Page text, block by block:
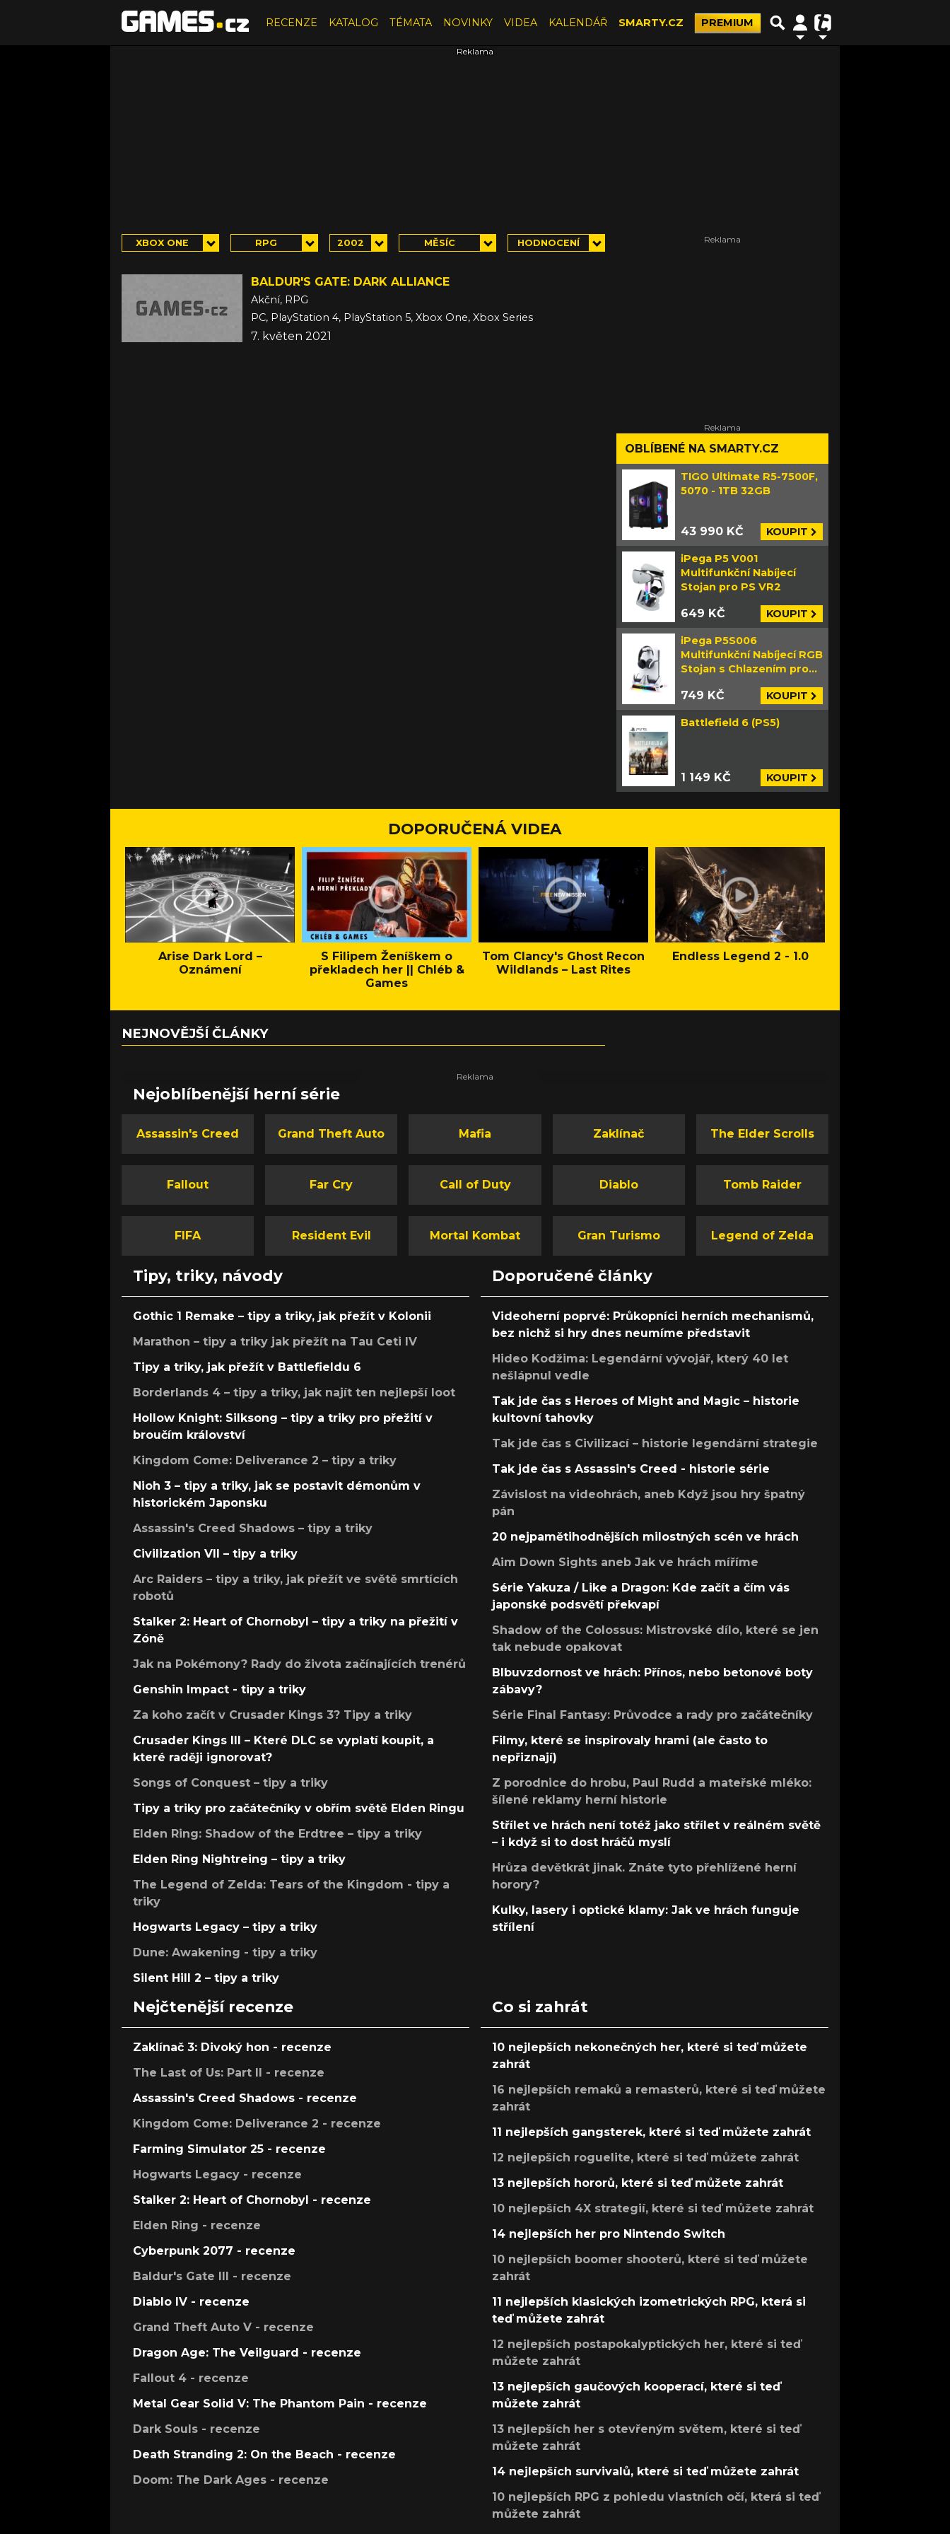
RECENZE KATALOG TÉMATA NOVINKY VIDEA KALENDÁŘ SMARTY.CZ PREMIUM
XBOX ONE RPG 2002 MĚSÍC HODNOCENÍ
BALDUR'S GATE: DARK ALLIANCE
Akční, RPG
PC, PlayStation 4, PlayStation 5, Xbox One, Xbox Series
7. květen 2021
OBLÍBENÉ NA SMARTY.CZ
TIGO Ultimate R5-7500F,
5070 - 1TB 32GB
43 990 KČ KOUPIT
iPega P5 V001
Multifunkční Nabíjecí
Stojan pro PS VR2
649 KČ KOUPIT
iPega P5S006
Multifunkční Nabíjecí RGB
Stojan s Chlazením pro
749 KČ KOUPIT
Battlefield 6 (PS5)
1 149 KČ KOUPIT
DOPORUČENÁ VIDEA
Arise Dark Lord –
Oznámení
S Filipem Ženíškem o
překladech her || Chléb &
Games
Tom Clancy's Ghost Recon
Wildlands – Last Rites
Endless Legend 2 - 1.0
NEJNOVĚJŠÍ ČLÁNKY
Nejoblíbenější herní série
Assassin's Creed Grand Theft Auto Mafia Zaklínač The Elder Scrolls
Fallout Far Cry Call of Duty Diablo Tomb Raider
FIFA Resident Evil Mortal Kombat Gran Turismo Legend of Zelda
Tipy, triky, návody
Gothic 1 Remake – tipy a triky, jak přežít v Kolonii
Marathon – tipy a triky jak přežít na Tau Ceti IV
Tipy a triky, jak přežít v Battlefieldu 6
Borderlands 4 – tipy a triky, jak najít ten nejlepší loot
Hollow Knight: Silksong – tipy a triky pro přežití v
broučím království
Kingdom Come: Deliverance 2 – tipy a triky
Nioh 3 – tipy a triky, jak se postavit démonům v
historickém Japonsku
Assassin's Creed Shadows – tipy a triky
Civilization VII – tipy a triky
Arc Raiders – tipy a triky, jak přežít ve světě smrtících
robotů
Stalker 2: Heart of Chornobyl – tipy a triky na přežití v
Zóně
Jak na Pokémony? Rady do života začínajících trenérů
Genshin Impact - tipy a triky
Za koho začít v Crusader Kings 3? Tipy a triky
Crusader Kings III – Které DLC se vyplatí koupit, a
které raději ignorovat?
Songs of Conquest – tipy a triky
Tipy a triky pro začátečníky v obřím světě Elden Ringu
Elden Ring: Shadow of the Erdtree – tipy a triky
Elden Ring Nightreing – tipy a triky
The Legend of Zelda: Tears of the Kingdom - tipy a
triky
Hogwarts Legacy – tipy a triky
Dune: Awakening - tipy a triky
Silent Hill 2 – tipy a triky
Doporučené články
Videoherní poprvé: Průkopníci herních mechanismů,
bez nichž si hry dnes neumíme představit
Hideo Kodžima: Legendární vývojář, který 40 let
nešlápnul vedle
Tak jde čas s Heroes of Might and Magic – historie
kultovní tahovky
Tak jde čas s Civilizací – historie legendární strategie
Tak jde čas s Assassin's Creed - historie série
Závislost na videohrách, aneb Když jsou hry špatný
pán
20 nejpamětihodnějších milostných scén ve hrách
Aim Down Sights aneb Jak ve hrách míříme
Série Yakuza / Like a Dragon: Kde začít a čím vás
japonské podsvětí překvapí
Shadow of the Colossus: Mistrovské dílo, které se jen
tak nebude opakovat
Blbuvzdornost ve hrách: Přínos, nebo betonové boty
zábavy?
Série Final Fantasy: Průvodce a rady pro začátečníky
Filmy, které se inspirovaly hrami (ale často to
nepřiznají)
Z porodnice do hrobu, Paul Rudd a mateřské mléko:
šílené reklamy herní historie
Střílet ve hrách není totéž jako střílet v reálném světě
– i když si to dost hráčů myslí
Hrůza devětkrát jinak. Znáte tyto přehlížené herní
horory?
Kulky, lasery i optické klamy: Jak ve hrách funguje
střílení
Nejčtenější recenze
Zaklínač 3: Divoký hon - recenze
The Last of Us: Part II - recenze
Assassin's Creed Shadows - recenze
Kingdom Come: Deliverance 2 - recenze
Farming Simulator 25 - recenze
Hogwarts Legacy - recenze
Stalker 2: Heart of Chornobyl - recenze
Elden Ring - recenze
Cyberpunk 2077 - recenze
Baldur's Gate III - recenze
Diablo IV - recenze
Grand Theft Auto V - recenze
Dragon Age: The Veilguard - recenze
Fallout 4 - recenze
Metal Gear Solid V: The Phantom Pain - recenze
Dark Souls - recenze
Death Stranding 2: On the Beach - recenze
Doom: The Dark Ages - recenze
Co si zahrát
10 nejlepších nekonečných her, které si teď můžete
zahrát
16 nejlepších remaků a remasterů, které si teď můžete
zahrát
11 nejlepších gangsterek, které si teď můžete zahrát
12 nejlepších roguelite, které si teď můžete zahrát
13 nejlepších hororů, které si teď můžete zahrát
10 nejlepších 4X strategií, které si teď můžete zahrát
14 nejlepších her pro Nintendo Switch
10 nejlepších boomer shooterů, které si teď můžete
zahrát
11 nejlepších klasických izometrických RPG, která si
teď můžete zahrát
12 nejlepších postapokalyptických her, které si teď
můžete zahrát
13 nejlepších gaučových kooperací, které si teď
můžete zahrát
13 nejlepších her s otevřeným světem, které si teď
můžete zahrát
14 nejlepších survivalů, které si teď můžete zahrát
10 nejlepších RPG z pohledu vlastních očí, která si teď
můžete zahrát